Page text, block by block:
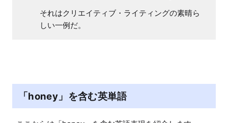
それはクリエイティブ・ライティングの素晴ら
しい一例だ。
「honey」を含む英単語